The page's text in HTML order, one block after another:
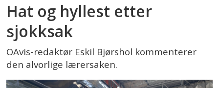
Hat og hyllest etter
sjokksak
OAvis-redaktør Eskil Bjørshol kommenterer
den alvorlige lærersaken.